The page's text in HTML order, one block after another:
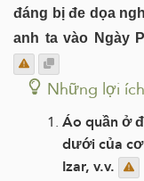
đáng bị đe dọa
anh ta vào Ngày
Những lợi
Áo quần ở
dưới của
Izar, v.v.